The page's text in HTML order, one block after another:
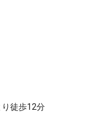
徒歩12分